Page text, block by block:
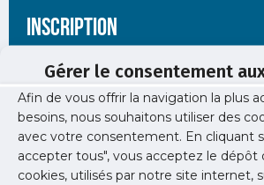
Gérer le consentement
Afin de vous offrir la navigation la plus
besoins, nous souhaitons utiliser des
avec votre consentement. En cliquant
accepter tous", vous acceptez le dépôt
cookies, utilisés par notre site internet,
Inscription
[wppb-register form_name="inscription"
redirect_url="https://www.urps-med-
idf.org/newsletters/newsletter-sante-